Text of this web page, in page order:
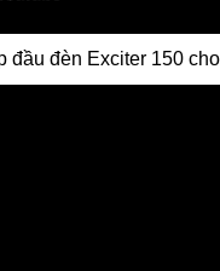
đèn Exciter 150